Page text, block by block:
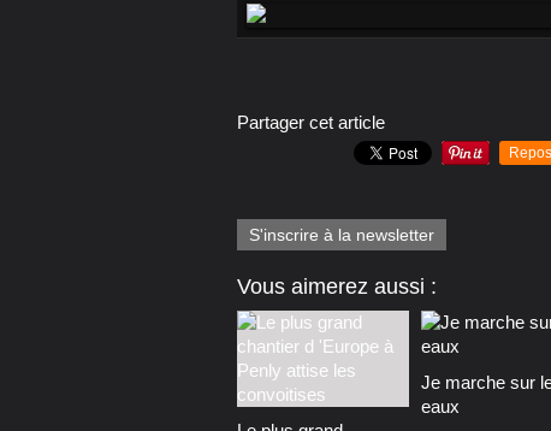
Partager cet article
S'inscrire à la newsletter
Vous aimerez aussi :
Je marche sur
eaux